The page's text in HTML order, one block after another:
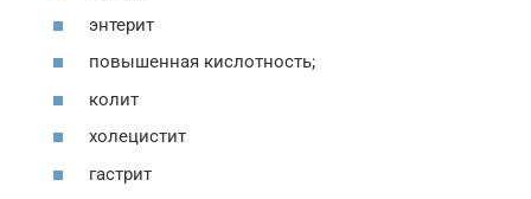
энтерит
повышенная кислотность;
колит
холецистит
гастрит